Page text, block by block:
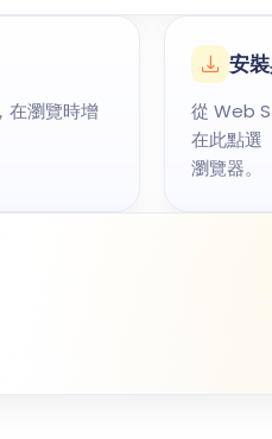
在瀏覽時增
安
從 Web
在此點選
瀏覽器。